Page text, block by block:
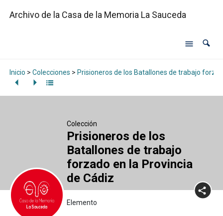
Archivo de la Casa de la Memoria La Sauceda
Inicio > Colecciones > Prisioneros de los Batallones de trabajo
Colección
Prisioneros de los
Batallones de trabajo
forzado en la Provincia
de Cádiz
Elemento